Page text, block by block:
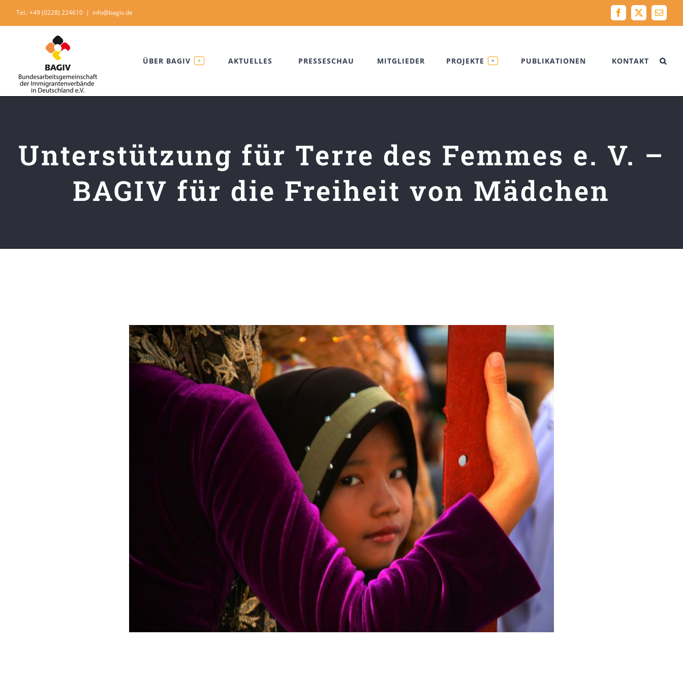
to
Tel.: +49 (0228) 224610 | info@bagiv.de Facebook
X Email
ÜBER BAGIV + AKTUELLES PRESSESCHAU MITGLIEDER PROJEKTE + PUBLIKATIONEN KONTAKT
Unterstützung für Terre des Femmes e. V. –
BAGIV für die Freiheit von Mädchen